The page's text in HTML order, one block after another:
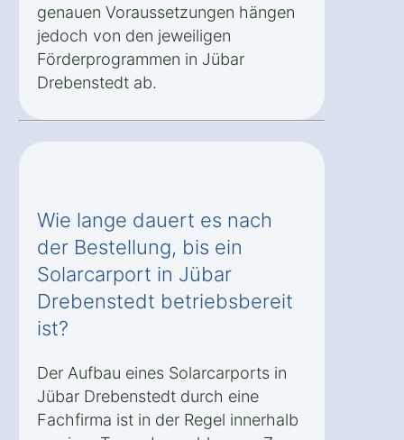
genauen Voraussetzungen hängen
jedoch von den jeweiligen
Förderprogrammen in Jübar
Drebenstedt ab.
Wie lange dauert es nach
der Bestellung, bis ein
Solarcarport in Jübar
Drebenstedt betriebsbereit
ist?
Der Aufbau eines Solarcarports in
Jübar Drebenstedt durch eine
Fachfirma ist in der Regel innerhalb